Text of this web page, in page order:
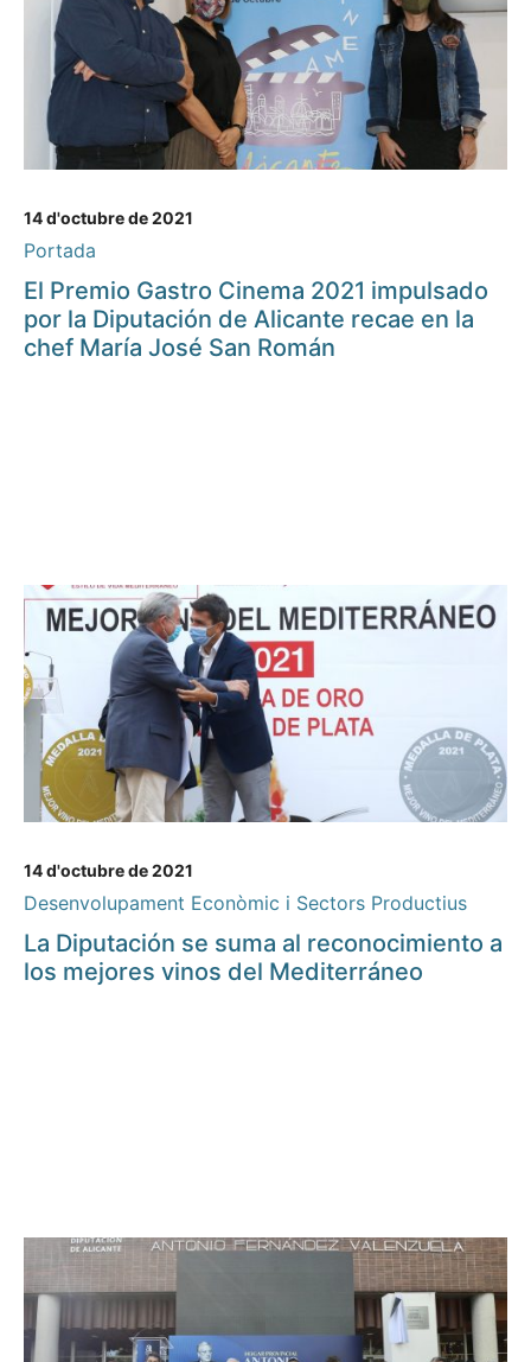
14 d'octubre de 2021
Portada
El Premio Gastro Cinema 2021 impulsado
por la Diputación de Alicante recae en la
chef María José San Román
14 d'octubre de 2021
Desenvolupament Econòmic i Sectors Productius
La Diputación se suma al reconocimiento a
los mejores vinos del Mediterráneo